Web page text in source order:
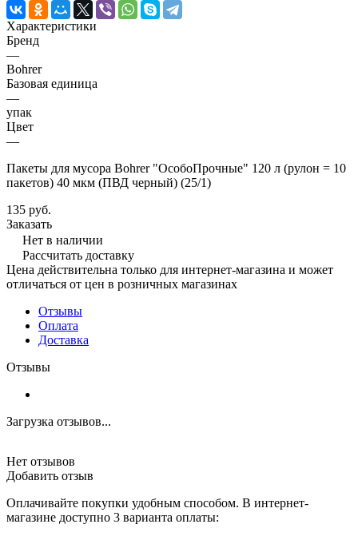
Характеристики
Бренд
—
Bohrer
Базовая единица
—
упак
Цвет
—
Пакеты для мусора Bohrer "ОсобоПрочные" 120 л (рулон = 10
пакетов) 40 мкм (ПВД черный) (25/1)
135 руб.
Заказать
Нет в наличии
Рассчитать доставку
Цена действительна только для интернет-магазина и может
отличаться от цен в розничных магазинах
Отзывы
Оплата
Доставка
Отзывы
Загрузка отзывов...
Нет отзывов
Добавить отзыв
Оплачивайте покупки удобным способом. В интернет-
магазине доступно 3 варианта оплаты: